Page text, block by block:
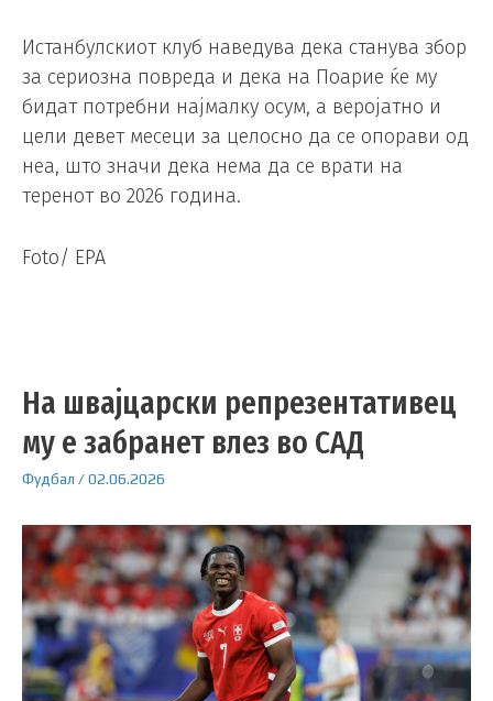
Истанбулскиот клуб наведува дека станува збор
за сериозна повреда и дека на Поарие ќе му
бидат потребни најмалку осум, а веројатно и
цели девет месеци за целосно да се опорави од
неа, што значи дека нема да се врати на
теренот во 2026 година.
Foto/ EPA
На швајцарски репрезентативец
му е забранет влез во САД
Фудбал /02.06.2026